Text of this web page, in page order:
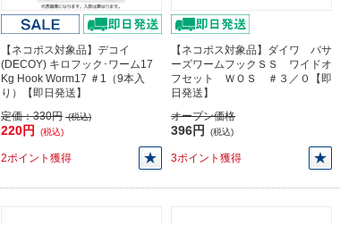
【ネコポス対象品】デコイ
(DECOY) キロフック･ワーム17
Kg Hook Worm17 ＃1（9本入
り）【即日発送】
定価：330円 (税込)
220円 (税込)
2ポイント獲得
【ネコポス対象品】ダイワ バサ
ーズワームフックＳＳ ワイドオ
フセット ＷＯＳ ＃３／０【即
日発送】
オープン価格
396円 (税込)
3ポイント獲得